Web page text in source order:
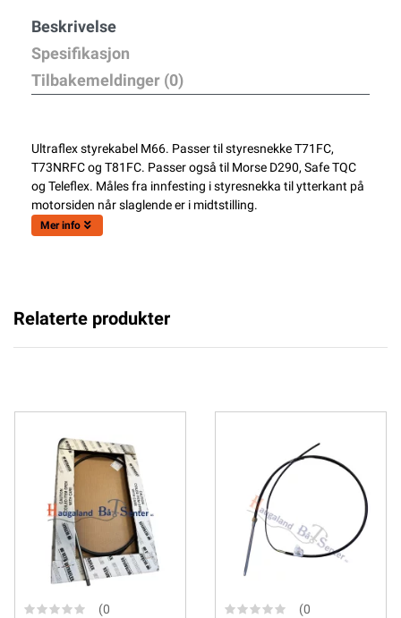
Beskrivelse
Spesifikasjon
Tilbakemeldinger (0)
Ultraflex styrekabel M66. Passer til styresnekke T71FC,
T73NRFC og T81FC. Passer også til Morse D290, Safe TQC
og Teleflex. Måles fra innfesting i styresnekka til ytterkant på
motorsiden når slaglende er i midtstilling.
Mer info
Relaterte produkter
(0
(0